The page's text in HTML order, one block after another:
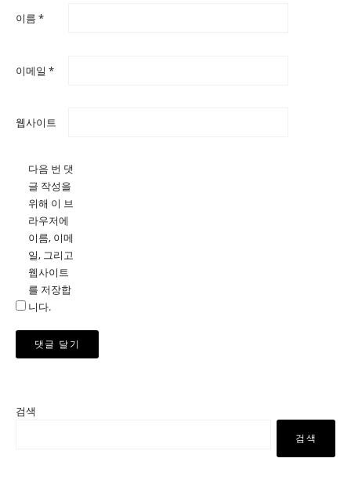
이름 *
이메일 *
웹사이트
다음 번 댓
글 작성을
위해 이 브
라우저에
이름, 이메
일, 그리고
웹사이트
를 저장합
니다.
검색
검색